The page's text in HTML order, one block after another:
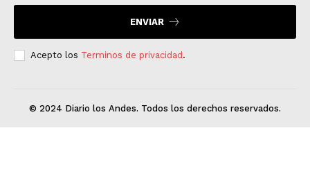
ENVIAR
Acepto los Terminos de privacidad.
© 2024 Diario los Andes. Todos los derechos reservados.